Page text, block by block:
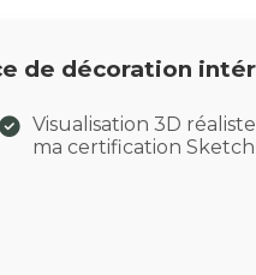
de décoration
Visualisation 3D
ma certification